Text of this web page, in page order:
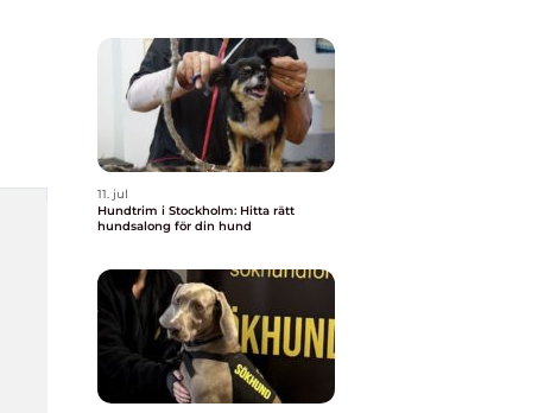
11. jul
Hundtrim i Stockholm: Hitta rätt
hundsalong för din hund